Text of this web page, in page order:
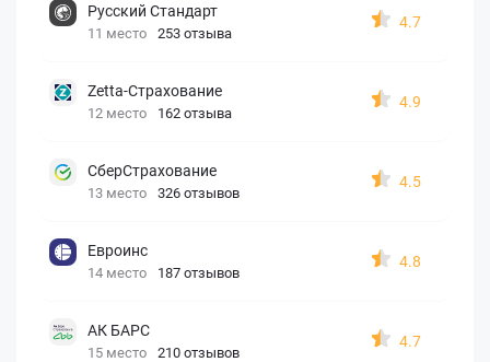
Русский Стандарт
11 место 253 отзыва
4.7
Zetta-Страхование
12 место 162 отзыва
4.9
СберСтрахование
13 место 326 отзывов
4.5
Евроинс
14 место 187 отзывов
4.8
АК БАРС
15 место 210 отзывов
4.7